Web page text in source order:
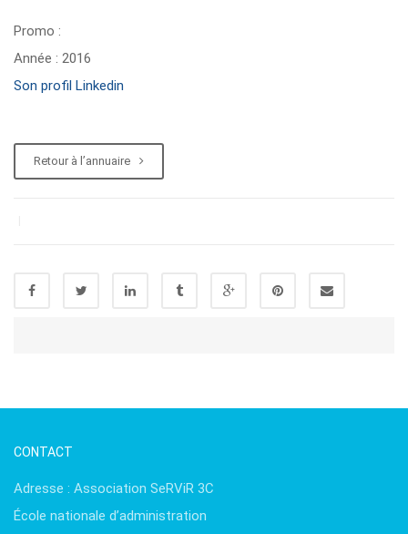
Promo :
Année : 2016
Son profil Linkedin
Retour à l’annuaire
CONTACT
Adresse : Association SeRViR 3C
École nationale d’administration